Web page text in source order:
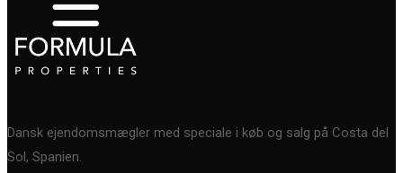
Dansk ejendomsmægler med speciale i køb og salg på Costa del
Sol, Spanien.